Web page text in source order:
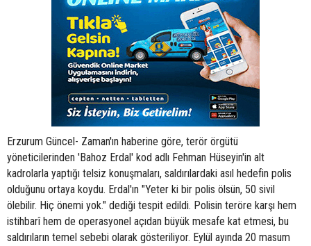
Erzurum Güncel- Zaman'ın haberine göre, terör örgütü
yöneticilerinden 'Bahoz Erdal' kod adlı Fehman Hüseyin'in alt
kadrolarla yaptığı telsiz konuşmaları, saldırılardaki asıl hedefin polis
olduğunu ortaya koydu. Erdal'ın "Yeter ki bir polis ölsün, 50 sivil
ölebilir. Hiç önemi yok." dediği tespit edildi. Polisin teröre karşı hem
istihbarî hem de operasyonel açıdan büyük mesafe kat etmesi, bu
saldırıların temel sebebi olarak gösteriliyor. Eylül ayında 20 masum